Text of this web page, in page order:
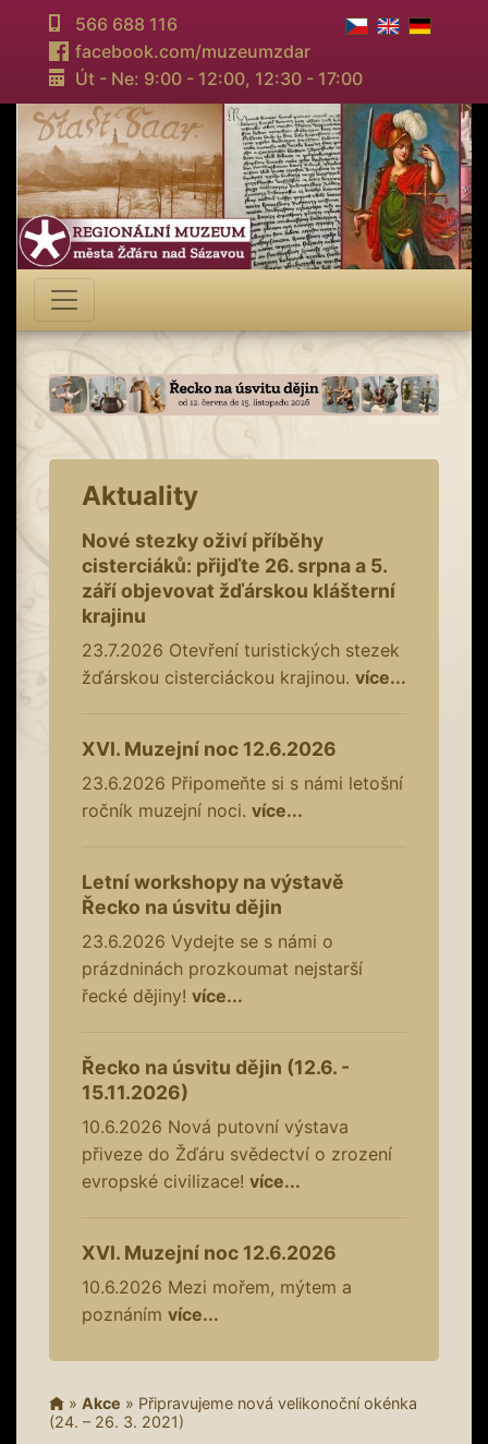
566 688 116
facebook.com/muzeumzdar
Út - Ne: 9:00 - 12:00, 12:30 - 17:00
Aktuality
Nové stezky oživí příběhy
cisterciáků: přijďte 26. srpna a 5.
září objevovat žďárskou klášterní
krajinu
23.7.2026 Otevření turistických stezek
žďárskou cisterciáckou krajinou. více...
XVI. Muzejní noc 12.6.2026
23.6.2026 Připomeňte si s námi letošní
ročník muzejní noci. více...
Letní workshopy na výstavě
Řecko na úsvitu dějin
23.6.2026 Vydejte se s námi o
prázdninách prozkoumat nejstarší
řecké dějiny! více...
Řecko na úsvitu dějin (12.6. -
15.11.2026)
10.6.2026 Nová putovní výstava
přiveze do Žďáru svědectví o zrození
evropské civilizace! více...
XVI. Muzejní noc 12.6.2026
10.6.2026 Mezi mořem, mýtem a
poznáním více...
» Akce » Připravujeme nová velikonoční okénka
(24. – 26. 3. 2021)